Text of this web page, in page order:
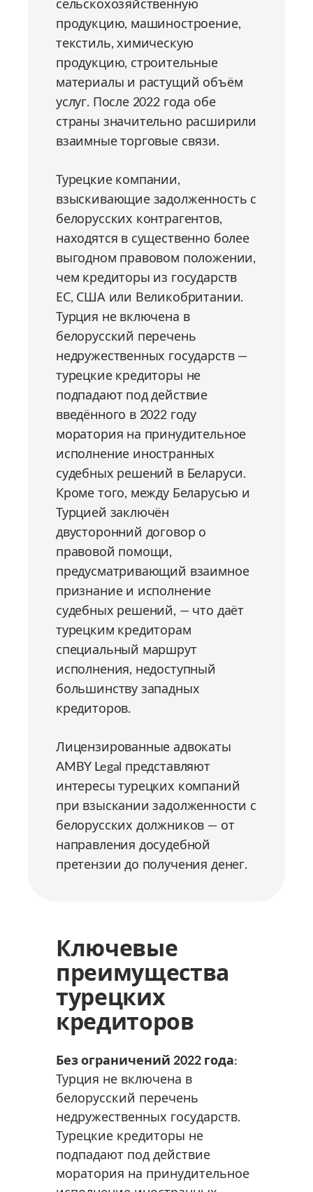
сельскохозяйственную
продукцию, машиностроение,
текстиль, химическую
продукцию, строительные
материалы и растущий объём
услуг. После 2022 года обе
страны значительно расширили
взаимные торговые связи.
Турецкие компании,
взыскивающие задолженность с
белорусских контрагентов,
находятся в существенно более
выгодном правовом положении,
чем кредиторы из государств
ЕС, США или Великобритании.
Турция не включена в
белорусский перечень
недружественных государств —
турецкие кредиторы не
подпадают под действие
введённого в 2022 году
моратория на принудительное
исполнение иностранных
судебных решений в Беларуси.
Кроме того, между Беларусью и
Турцией заключён
двусторонний договор о
правовой помощи,
предусматривающий взаимное
признание и исполнение
судебных решений, — что даёт
турецким кредиторам
специальный маршрут
исполнения, недоступный
большинству западных
кредиторов.
Лицензированные адвокаты
AMBY Legal представляют
интересы турецких компаний
при взыскании задолженности с
белорусских должников — от
направления досудебной
претензии до получения денег.
Ключевые
преимущества
турецких
кредиторов
Без ограничений 2022 года:
Турция не включена в
белорусский перечень
недружественных государств.
Турецкие кредиторы не
подпадают под действие
моратория на принудительное